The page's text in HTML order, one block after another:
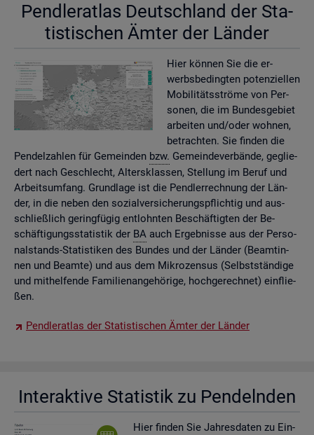
Pend­ler­at­las Deutsch­land der Sta­
tis­ti­schen Ämter der Län­der
Hier kön­nen Sie die er­
werbs­be­ding­ten po­ten­zi­el­len
Mo­bi­li­täts­strö­me von Per­
so­nen, die im Bun­des­ge­biet
ar­bei­ten und/oder woh­nen,
be­trach­ten. Sie fin­den die
Pen­del­zah­len für Ge­mein­den bzw. Ge­mein­de­ver­bän­de, ge­glie­
dert nach Ge­schlecht, Al­ters­klas­sen, Stel­lung im Beruf und
Ar­beits­um­fang. Grund­la­ge ist die Pend­ler­rech­nung der Län­
der, in die neben den so­zi­al­ver­si­che­rungs­pflich­tig und aus­
schlie­ß­lich ge­ring­fü­gig ent­lohn­ten Be­schäf­tig­ten der Be­
schäf­ti­gungs­sta­tis­tik der BA auch Er­geb­nis­se aus der Per­so­
nal­stands-Sta­tis­ti­ken des Bun­des und der Län­der (Be­am­tin­
nen und Be­am­te) und aus dem Mi­kro­zen­sus (Selbst­stän­di­ge
und mit­hel­fen­de Fa­mi­li­en­an­ge­hö­ri­ge, hoch­ge­rech­net) ein­flie­
ßen.
Pend­ler­at­las der Sta­tis­ti­schen Ämter der Län­der
In­ter­ak­ti­ve Sta­tis­tik zu Pen­deln­den
Hier fin­den Sie Jah­res­da­ten zu Ein-